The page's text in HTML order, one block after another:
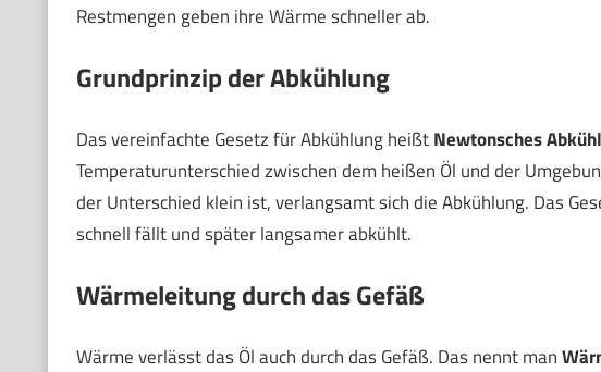
Restmengen geben ihre Wärme schneller ab.
Grundprinzip der Abkühlung
Das vereinfachte Gesetz für Abkühlung heißtNewtonsches
Temperaturunterschied zwischen dem heißen Öl und der
der Unterschied klein ist, verlangsamt sich die Abkühlung. Das
schnell fällt und später langsamer abkühlt.
Wärmeleitung durch das Gefäß
Wärme verlässt das Öl auch durch das Gefäß. Das nennt man